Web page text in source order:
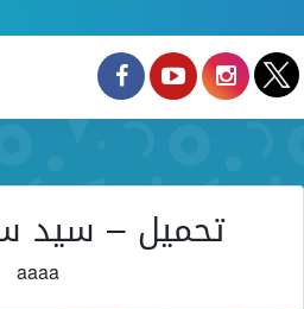
تحميل – سيد
aaaa